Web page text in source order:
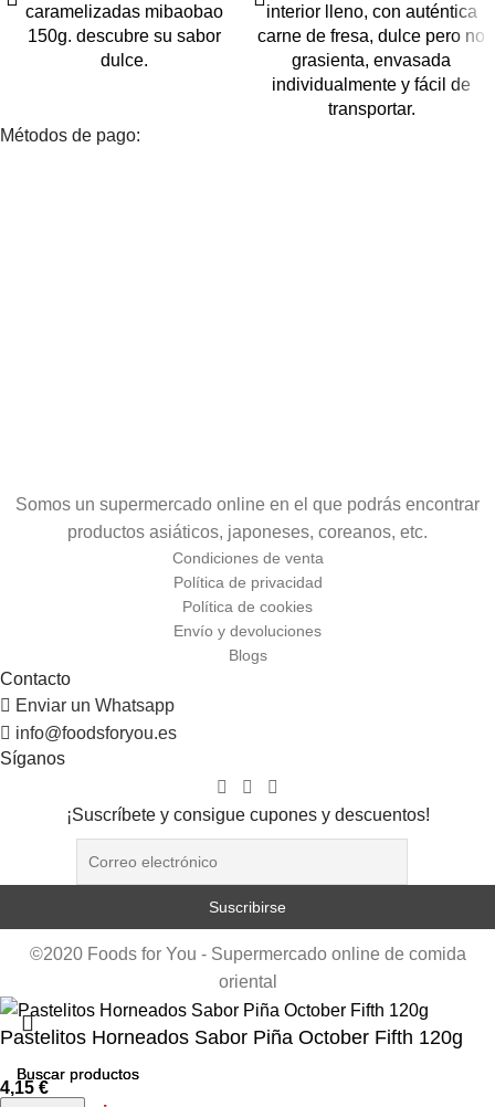
caramelizadas mibaobao
150g. descubre su sabor
dulce.
interior lleno, con auténtica
carne de fresa, dulce pero no
grasienta, envasada
individualmente y fácil de
transportar.
Métodos de pago:
Somos un supermercado online en el que podrás encontrar
productos asiáticos, japoneses, coreanos, etc.
Condiciones de venta
Política de privacidad
Política de cookies
Envío y devoluciones
Blogs
Contacto
Enviar un Whatsapp
info@foodsforyou.es
Síganos
¡Suscríbete y consigue cupones y descuentos!
©2020 Foods for You - Supermercado online de comida
oriental
Pastelitos Horneados Sabor Piña October Fifth 120g
4,15 €